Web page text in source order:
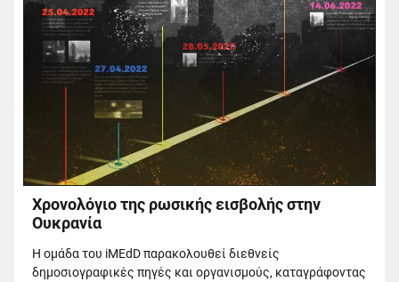
Χρονολόγιο της ρωσικής εισβολής στην
Ουκρανία
Η ομάδα του iMEdD παρακολουθεί διεθνείς
δημοσιογραφικές πηγές και οργανισμούς, καταγράφοντας